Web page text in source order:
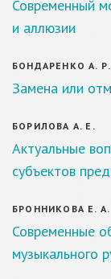
Современный
и аллюзии
БОНДАРЕНКО А.
Замена или
БОРИЛОВА А. Е.
Актуальные
субъектов
БРОННИКОВА Е. А.
Современные
музыкального